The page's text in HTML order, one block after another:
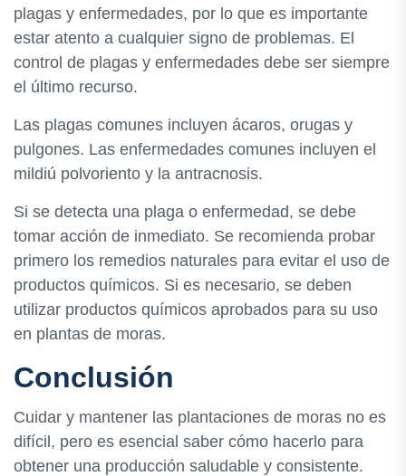
plagas y enfermedades, por lo que es importante
estar atento a cualquier signo de problemas. El
control de plagas y enfermedades debe ser siempre
el último recurso.
Las plagas comunes incluyen ácaros, orugas y
pulgones. Las enfermedades comunes incluyen el
mildiú polvoriento y la antracnosis.
Si se detecta una plaga o enfermedad, se debe
tomar acción de inmediato. Se recomienda probar
primero los remedios naturales para evitar el uso de
productos químicos. Si es necesario, se deben
utilizar productos químicos aprobados para su uso
en plantas de moras.
Conclusión
Cuidar y mantener las plantaciones de moras no es
difícil, pero es esencial saber cómo hacerlo para
obtener una producción saludable y consistente.